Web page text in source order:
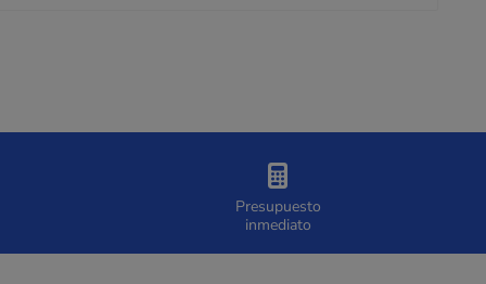
Presupuesto
inmediato